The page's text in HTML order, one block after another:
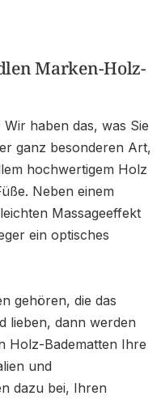
Marken-Holz-
Wir haben das, was Sie
ganz besonderen Art,
hochwertigem Holz
Neben einem
Massageeffekt
ein optisches
gehören, die das
lieben, dann werden
Holz-Badematten Ihre
und
dazu bei, Ihren